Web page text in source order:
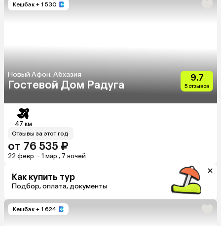
Кешбэк + 1 530
Новый Афон, Абхазия
Гостевой Дом Радуга
9.7
5 отзывов
47 км
Отзывы за этот год
от 76 535 ₽
22 февр. - 1 мар., 7 ночей
Как купить тур
Подбор, оплата, документы
Кешбэк + 1 624